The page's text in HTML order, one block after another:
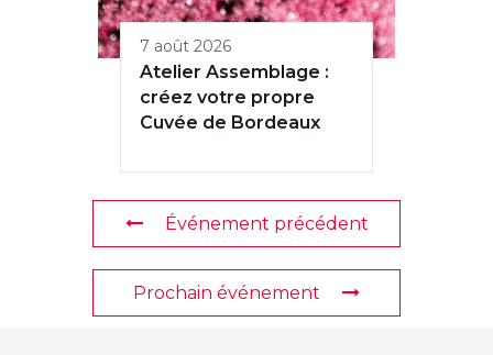
7 août 2026
Atelier Assemblage :
créez votre propre
Cuvée de Bordeaux
Événement précédent
Prochain événement